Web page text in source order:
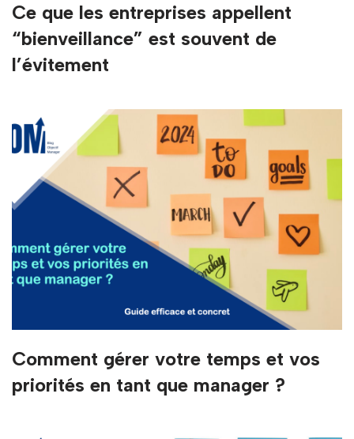
Ce que les entreprises appellent
“bienveillance” est souvent de
l’évitement
Comment gérer votre temps et vos
priorités en tant que manager ?